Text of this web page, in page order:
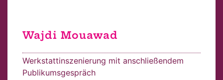
Wajdi Mouawad
Werkstattinszenierung mit anschließendem
Publikumsgespräch